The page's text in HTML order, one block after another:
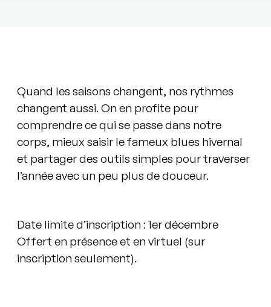
Quand les saisons changent, nos rythmes
changent aussi. On en profite pour
comprendre ce qui se passe dans notre
corps, mieux saisir le fameux blues hivernal
et partager des outils simples pour traverser
l’année avec un peu plus de douceur.
Date limite d’inscription : 1er décembre
Offert en présence et en virtuel (sur
inscription seulement).